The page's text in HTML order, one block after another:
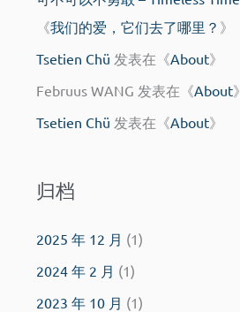
《我们的爱，它们去了哪里？ 》
Tsetien Chü 发表在《About》
Februus WANG 发表在《About》
Tsetien Chü 发表在《About》
归档
2025 年 12 月 (1)
2024 年 2 月 (1)
2023 年 10 月 (1)